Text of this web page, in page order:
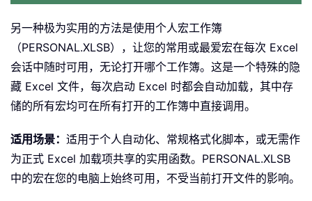
另一种极为实用的方法是使用个人宏工作簿
（PERSONAL.XLSB），让您的常用或最爱宏在每次 Excel
会话中随时可用，无论打开哪个工作簿。这是一个特殊的隐
藏 Excel 文件，每次启动 Excel 时都会自动加载，其中存
储的所有宏均可在所有打开的工作簿中直接调用。
适用场景： 适用于个人自动化、常规格式化脚本，或无需作
为正式 Excel 加载项共享的实用函数。PERSONAL.XLSB
中的宏在您的电脑上始终可用，不受当前打开文件的影响。